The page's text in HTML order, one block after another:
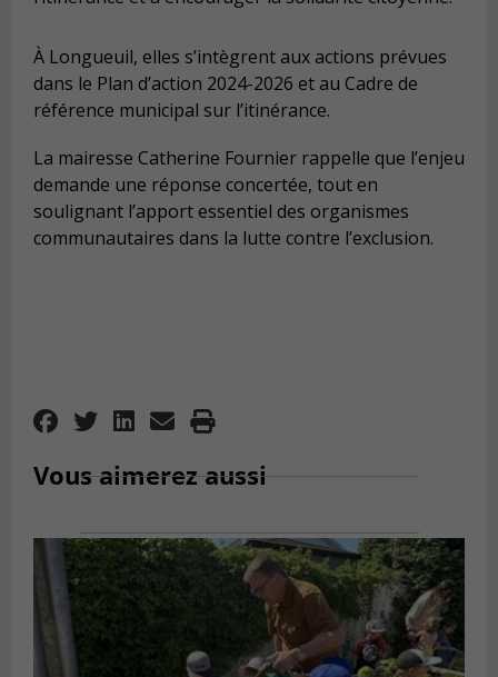
À Longueuil, elles s’intègrent aux actions prévues
dans le Plan d’action 2024-2026 et au Cadre de
référence municipal sur l’itinérance.
La mairesse Catherine Fournier rappelle que l’enjeu
demande une réponse concertée, tout en
soulignant l’apport essentiel des organismes
communautaires dans la lutte contre l’exclusion.
Vous aimerez aussi